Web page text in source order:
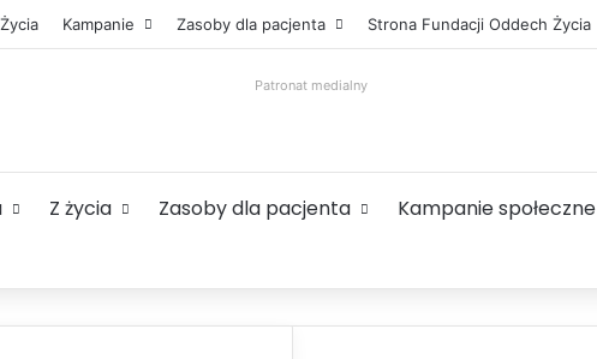
Kampanie Zasoby dla pacjenta Strona Fundacji Oddech Życia
Patronat medialny
Z życia Zasoby dla pacjenta Kampanie społeczne